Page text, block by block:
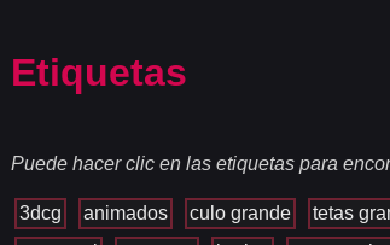
Etiquetas
Puede hacer clic en las etiquetas para
3dcg animados culo grande tetas